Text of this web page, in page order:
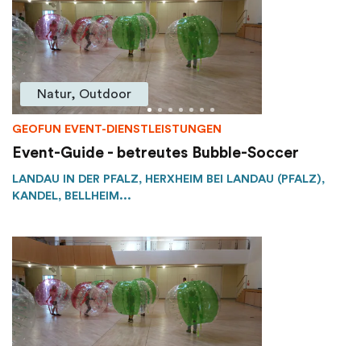
Natur, Outdoor
GEOFUN EVENT-DIENSTLEISTUNGEN
Event-Guide - betreutes Bubble-Soccer
LANDAU IN DER PFALZ, HERXHEIM BEI LANDAU (PFALZ),
KANDEL, BELLHEIM...